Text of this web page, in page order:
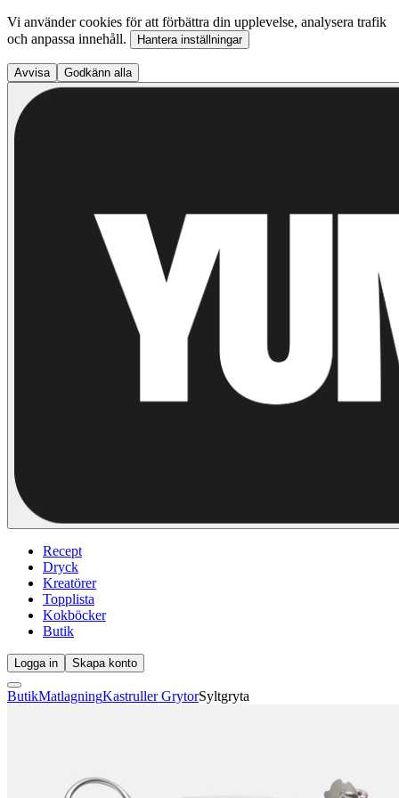
Vi använder cookies för att förbättra din upplevelse, analysera trafik
och anpassa innehåll.
Hantera inställningar
Avvisa Godkänn alla
Recept
Dryck
Kreatörer
Topplista
Kokböcker
Butik
Logga in Skapa konto
ButikMatlagningKastruller GrytorSyltgryta